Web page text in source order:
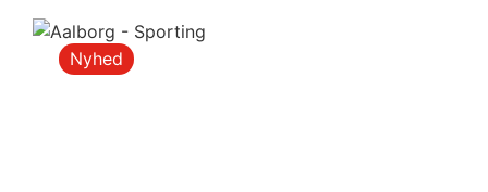
Nyhed